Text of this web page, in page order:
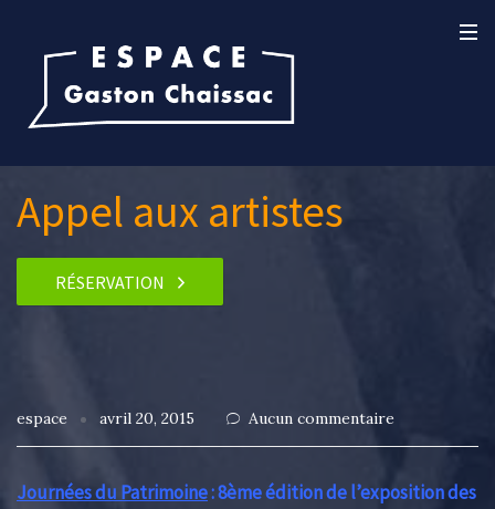
Appel aux artistes
RÉSERVATION
espace avril 20, 2015 Aucun commentaire
Journées du Patrimoine: 8ème édition de l’exposition des